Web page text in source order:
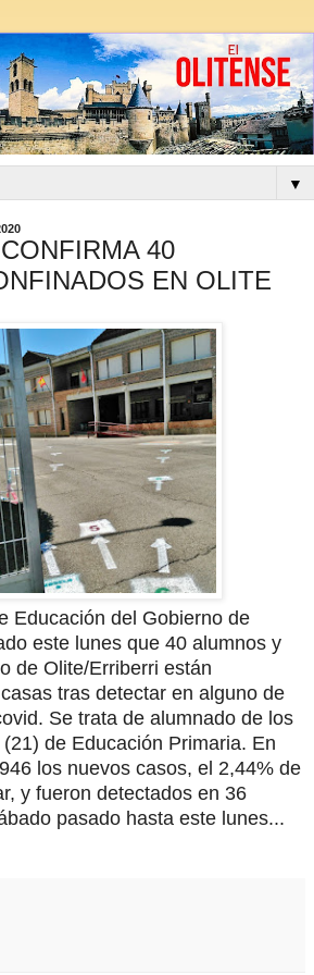
▼
40
EN OLITE
Educación del Gobierno de
este lunes que 40 alumnos y
de Olite/Erriberri están
tras detectar en alguno de
Se trata de alumnado de los
(21) de Educación Primaria. En
los nuevos casos, el 2,44% de
y fueron detectados en 36
pasado hasta este lunes...